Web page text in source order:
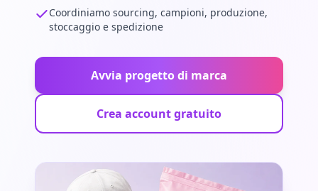
Coordiniamo sourcing, campioni, produzione,
stoccaggio e spedizione
Avvia progetto di marca
Crea account gratuito